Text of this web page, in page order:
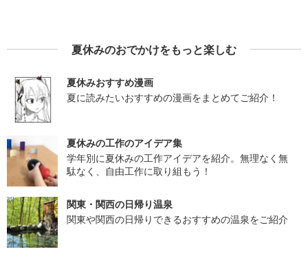
夏休みのおでかけをもっと楽しむ
夏休みおすすめ漫画
夏に読みたいおすすめの漫画をまとめてご紹介！
夏休みの工作のアイデア集
学年別に夏休みの工作アイデアを紹介。無理なく無
駄なく、自由工作に取り組もう！
関東・関西の日帰り温泉
関東や関西の日帰りできるおすすめの温泉をご紹介